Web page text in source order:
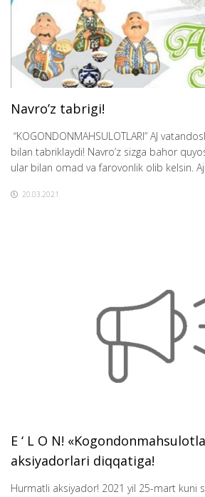
Navro’z tabrigi!
“KOGONDONMAHSULOTLARI” AJ
bilan tabriklaydi! Navro’z sizga bahor
ular bilan omad va farovonlik olib kelsin.
20.03.2021
E ‘ L O N!
aksiyadorlari diqqatiga!
Hurmatli aksiyador! 2021 yil 25-mart kuni